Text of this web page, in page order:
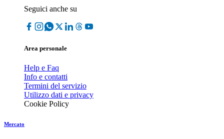
Seguici anche su
Area personale
Help e Faq
Info e contatti
Termini del servizio
Utilizzo dati e privacy
Cookie Policy
Mercato